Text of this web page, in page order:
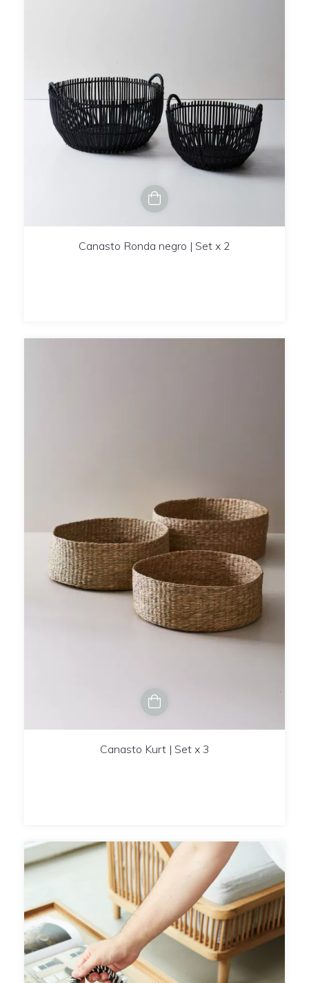
Canasto Ronda negro | Set x 2
Canasto Kurt | Set x 3